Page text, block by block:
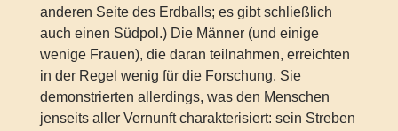
anderen Seite des Erdballs; es gibt schließlich
auch einen Südpol.) Die Männer (und einige
wenige Frauen), die daran teilnahmen, erreichten
in der Regel wenig für die Forschung. Sie
demonstrierten allerdings, was den Menschen
jenseits aller Vernunft charakterisiert: sein Streben